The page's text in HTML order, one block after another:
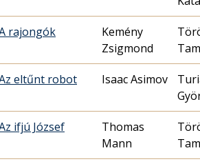
rajongók
Kemény
Zsigmond
eltűnt robot Isaac Asimov
ifjú József
Thomas
Mann